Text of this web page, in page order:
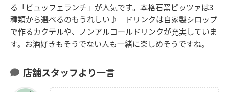
る「ビュッフェランチ」が人気です。本格石窯ピッツァは3
種類から選べるのもうれしい♪ ドリンクは自家製シロップ
で作るカクテルや、ノンアルコールドリンクが充実していま
す。お酒好きもそうでない人も一緒に楽しめそうですね。
店舗スタッフより一言